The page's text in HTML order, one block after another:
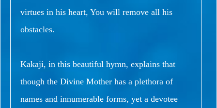
virtues in his heart, You will remove all his
obstacles.
Kakaji, in this beautiful hymn, explains that
though the Divine Mother has a plethora of
names and innumerable forms, yet a devotee